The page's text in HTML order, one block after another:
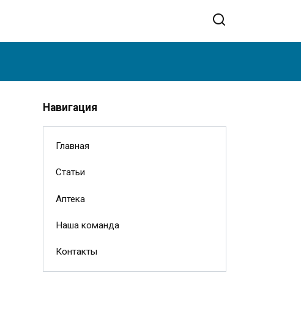
Навигация
Главная
Статьи
Аптека
Наша команда
Контакты